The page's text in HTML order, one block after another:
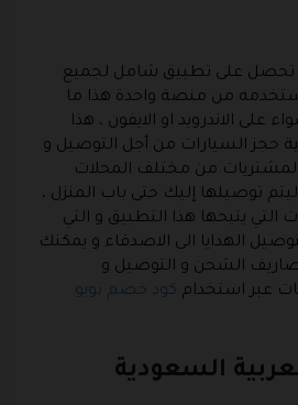
تحصل على تطبيق شامل لجميع
تستخدمه من منصة واحدة هذا ما
على الاندرويد او الايفون ، هذا
حجز السيارات من أجل التوصيل و
من مختلف المحلات
توصيلها إليك حتى باب المنزل ،
التي يتيحها هذا التطبيق و التي
الهدايا الى الاصدقاء و يمكنك
الشحن و التوصيل و
عبر استخدام كود خصم تويو
السعودية